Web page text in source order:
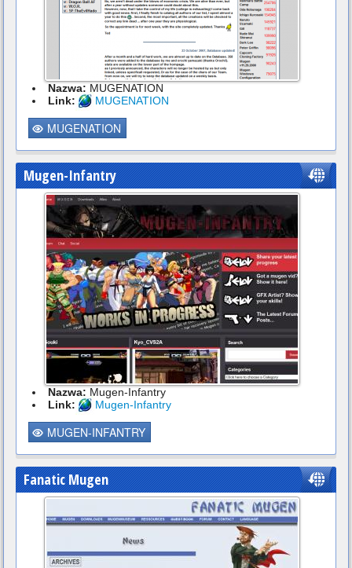
Nazwa: MUGENATION
Link:
MUGENATION
MUGENATION
Mugen-Infantry
Nazwa: Mugen-Infantry
Link:
Mugen-Infantry
MUGEN-INFANTRY
Fanatic Mugen